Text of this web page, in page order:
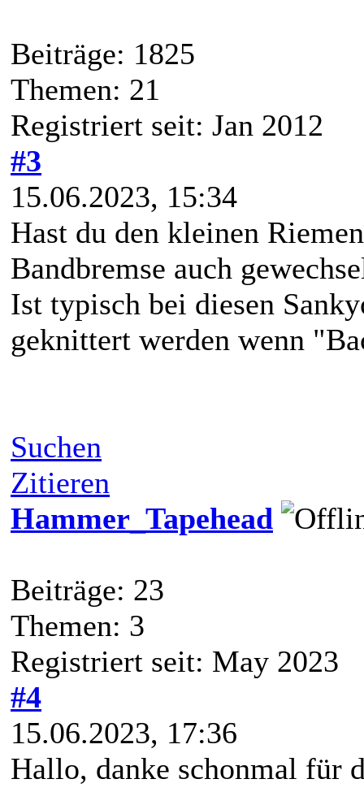
Beiträge: 1825
Themen: 21
Registriert seit: Jan 2012
#3
15.06.2023, 15:34
Hast du den kleinen
Bandbremse auch
Ist typisch bei diesen
geknittert werden wenn
Suchen
Zitieren
Hammer_Tapehead
Beiträge: 23
Themen: 3
Registriert seit: May 2023
#4
15.06.2023, 17:36
Hallo, danke schonmal für